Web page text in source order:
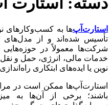
استارت‌آپ‌ها به کسب‌وکارهای
تأسیس شده‌اند و از مدل‌های
شرکت‌ها معمولاً در حوزه‌هایی
خدمات مالی، انرژی، حمل و نقل
نوین یا ایده‌های ابتکاری
استارت‌آپ‌ها ممکن است در
باشند؛ برخی از آن‌ها به